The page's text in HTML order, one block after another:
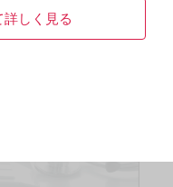
しく見る